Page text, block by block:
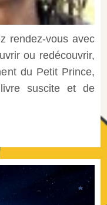
rendez-vous avec
ou redécouvrir,
du Petit Prince,
suscite et de